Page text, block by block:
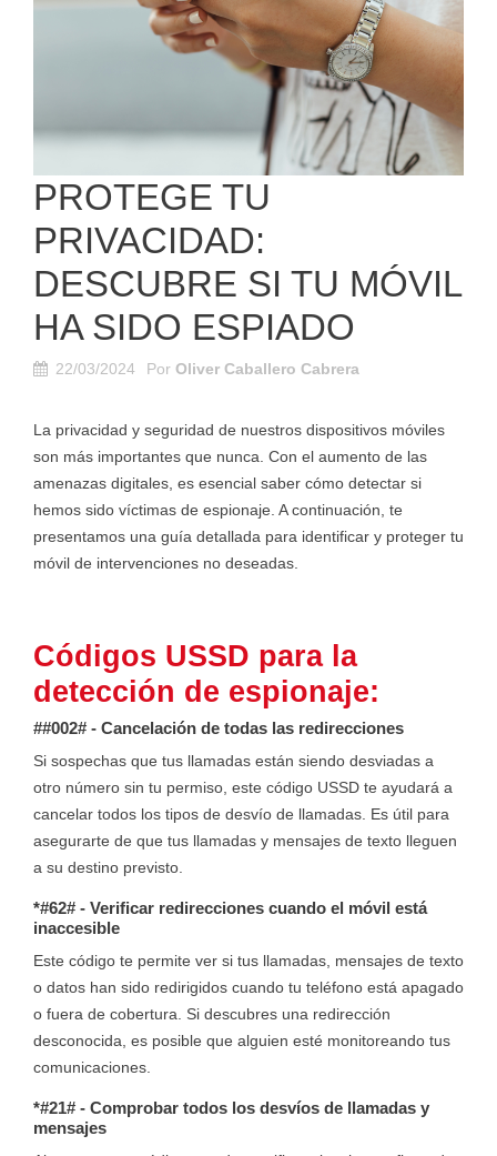
PROTEGE TU
PRIVACIDAD:
DESCUBRE SI TU MÓVIL
HA SIDO ESPIADO
22/03/2024 Por Oliver Caballero Cabrera
La privacidad y seguridad de nuestros dispositivos móviles
son más importantes que nunca. Con el aumento de las
amenazas digitales, es esencial saber cómo detectar si
hemos sido víctimas de espionaje. A continuación, te
presentamos una guía detallada para identificar y proteger tu
móvil de intervenciones no deseadas.
Códigos USSD para la
detección de espionaje:
##002# - Cancelación de todas las redirecciones
Si sospechas que tus llamadas están siendo desviadas a
otro número sin tu permiso, este código USSD te ayudará a
cancelar todos los tipos de desvío de llamadas. Es útil para
asegurarte de que tus llamadas y mensajes de texto lleguen
a su destino previsto.
*#62# - Verificar redirecciones cuando el móvil está
inaccesible
Este código te permite ver si tus llamadas, mensajes de texto
o datos han sido redirigidos cuando tu teléfono está apagado
o fuera de cobertura. Si descubres una redirección
desconocida, es posible que alguien esté monitoreando tus
comunicaciones.
*#21# - Comprobar todos los desvíos de llamadas y
mensajes